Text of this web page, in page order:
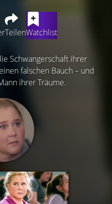
TeilenWatchlist
Schwangerschaft ihrer
falschen Bauch – und
ihrer Träume.